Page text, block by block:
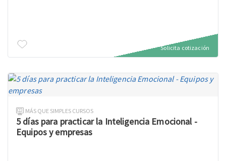
Solicita cotización
MÁS QUE SIMPLES CURSOS
5 días para practicar la Inteligencia Emocional -
Equipos y empresas